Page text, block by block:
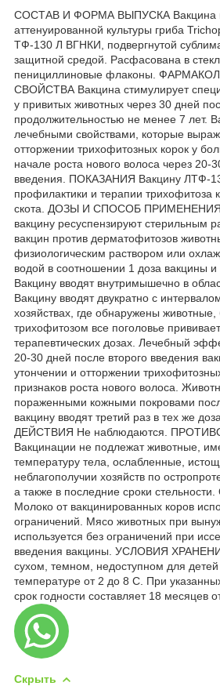
СОСТАВ И ФОРМА ВЫПУСКА Вакцина
аттенуированной культуры гриба
ТФ-130 Л ВГНКИ, подвергнутой
защитной средой. Расфасована в
пенициллиновые флаконы.
СВОЙСТВА Вакцина стимулирует
у привитых животных через 30 дней
продолжительностью не менее 7 лет.
лечебными свойствами, которые
отторжении трихофитозных корок у
начале роста нового волоса через 20-
введения. ПОКАЗАНИЯ Вакцину ЛТФ-
профилактики и терапии трихофитоза
скота. ДОЗЫ И СПОСОБ ПРИМЕНЕНИЯ
вакцину ресуспензируют стерильным
вакцин против дерматофитозов
физиологическим раствором или
водой в соотношении 1 доза вакцины и
Вакцину вводят внутримышечно в
Вакцину вводят двукратно с
хозяйствах, где обнаружены
трихофитозом все поголовье
терапевтических дозах. Лечебный
20-30 дней после второго введения
утончении и отторжении
признаков роста нового волоса.
пораженными кожными покровами
вакцину вводят третий раз в тех же
ДЕЙСТВИЯ Не наблюдаются.
Вакцинации не подлежат животные,
температуру тела, ослабленные,
неблагополучии хозяйств по
а также в последние сроки
Молоко от вакцинированных коров
ограничений. Мясо животных при
используется без ограничений при
введения вакцины. УСЛОВИЯ
сухом, темном, недоступном для
температуре от 2 до 8 С. При
срок годности составляет 18 месяцев
Скрыть